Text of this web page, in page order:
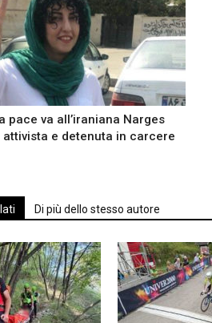
pace va all’iraniana Narges
attivista e detenuta in carcere
Di più dello stesso autore